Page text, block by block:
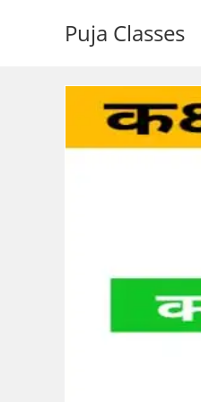
Puja Classes